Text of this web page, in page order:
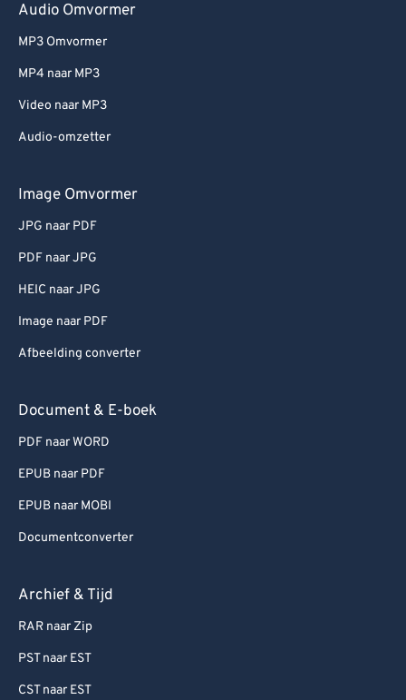
Audio Omvormer
MP3 Omvormer
MP4 naar MP3
Video naar MP3
Audio-omzetter
Image Omvormer
JPG naar PDF
PDF naar JPG
HEIC naar JPG
Image naar PDF
Afbeelding converter
Document & E-boek
PDF naar WORD
EPUB naar PDF
EPUB naar MOBI
Documentconverter
Archief & Tijd
RAR naar Zip
PST naar EST
CST naar EST